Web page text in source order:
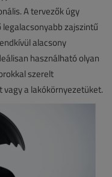
A tervezők úgy
zajszintű
alacsony
használható olyan
szerelt
vagy a lakókörnyezetüket.